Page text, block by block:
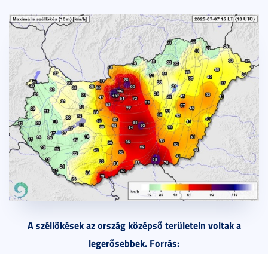
A széllökések az ország középső területein voltak a
legerősebbek. Forrás: